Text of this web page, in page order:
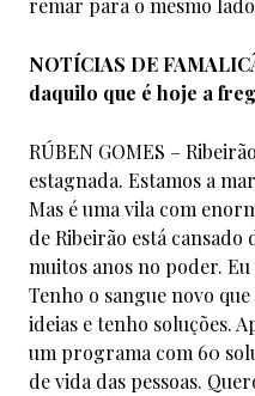
remar para o mesmo
NOTÍCIAS DE
daquilo que é hoje a
RÚBEN GOMES –
estagnada. Estamos a
Mas é uma vila com
de Ribeirão está cansado
muitos anos no poder.
Tenho o sangue novo
ideias e tenho soluções.
um programa com 60
de vida das pessoas.